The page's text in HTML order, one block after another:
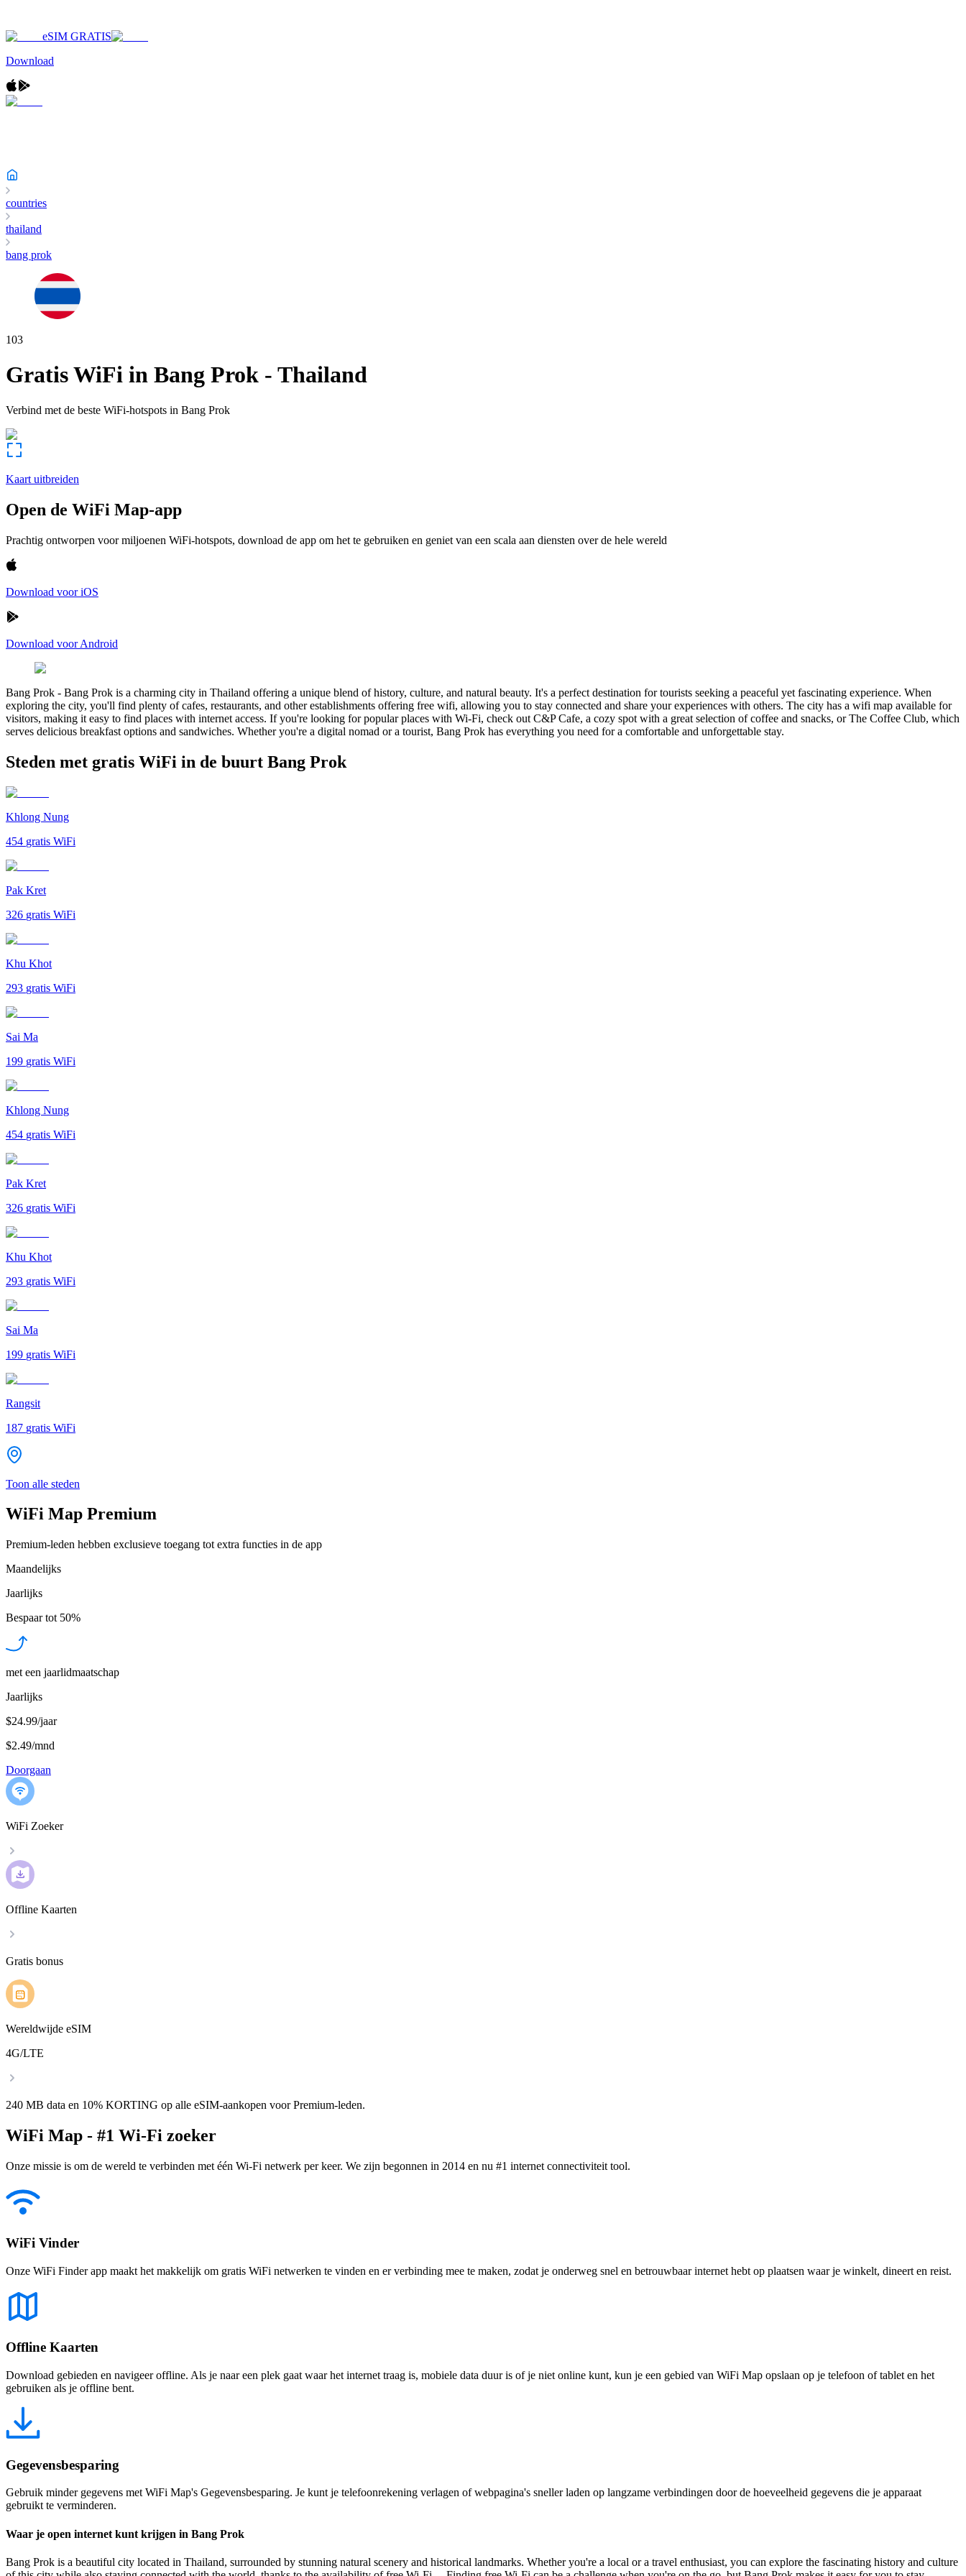
eSIM GRATIS
Download
countries
thailand
bang prok
103
Gratis WiFi in Bang Prok - Thailand
Verbind met de beste WiFi-hotspots in Bang Prok
Kaart uitbreiden
Open de WiFi Map-app
Prachtig ontworpen voor miljoenen WiFi-hotspots, download de app om het te gebruiken en geniet van een scala aan diensten over de hele wereld
Download voor iOS
Download voor Android
Bang Prok - Bang Prok is a charming city in Thailand offering a unique blend of history, culture, and natural beauty. It's a perfect destination for tourists seeking a peaceful yet fascinating experience. When
exploring the city, you'll find plenty of cafes, restaurants, and other establishments offering free wifi, allowing you to stay connected and share your experiences with others. The city has a wifi map available for
visitors, making it easy to find places with internet access. If you're looking for popular places with Wi-Fi, check out C&P Cafe, a cozy spot with a great selection of coffee and snacks, or The Coffee Club, which
serves delicious breakfast options and sandwiches. Whether you're a digital nomad or a tourist, Bang Prok has everything you need for a comfortable and unforgettable stay.
Steden met gratis WiFi in de buurt Bang Prok
Khlong Nung
454 gratis WiFi
Pak Kret
326 gratis WiFi
Khu Khot
293 gratis WiFi
Sai Ma
199 gratis WiFi
Khlong Nung
454 gratis WiFi
Pak Kret
326 gratis WiFi
Khu Khot
293 gratis WiFi
Sai Ma
199 gratis WiFi
Rangsit
187 gratis WiFi
Toon alle steden
WiFi Map Premium
Premium-leden hebben exclusieve toegang tot extra functies in de app
Maandelijks
Jaarlijks
Bespaar tot 50%
met een jaarlidmaatschap
Jaarlijks
$24.99/jaar
$2.49/mnd
Doorgaan
WiFi Zoeker
Offline Kaarten
Gratis bonus
Wereldwijde eSIM
4G/LTE
240 MB data en 10% KORTING op alle eSIM-aankopen voor Premium-leden.
WiFi Map - #1 Wi-Fi zoeker
Onze missie is om de wereld te verbinden met één Wi-Fi netwerk per keer. We zijn begonnen in 2014 en nu #1 internet connectiviteit tool.
WiFi Vinder
Onze WiFi Finder app maakt het makkelijk om gratis WiFi netwerken te vinden en er verbinding mee te maken, zodat je onderweg snel en betrouwbaar internet hebt op plaatsen waar je winkelt, dineert en reist.
Offline Kaarten
Download gebieden en navigeer offline. Als je naar een plek gaat waar het internet traag is, mobiele data duur is of je niet online kunt, kun je een gebied van WiFi Map opslaan op je telefoon of tablet en het
gebruiken als je offline bent.
Gegevensbesparing
Gebruik minder gegevens met WiFi Map's Gegevensbesparing. Je kunt je telefoonrekening verlagen of webpagina's sneller laden op langzame verbindingen door de hoeveelheid gegevens die je apparaat
gebruikt te verminderen.
Waar je open internet kunt krijgen in Bang Prok
Bang Prok is a beautiful city located in Thailand, surrounded by stunning natural scenery and historical landmarks. Whether you're a local or a travel enthusiast, you can explore the fascinating history and culture